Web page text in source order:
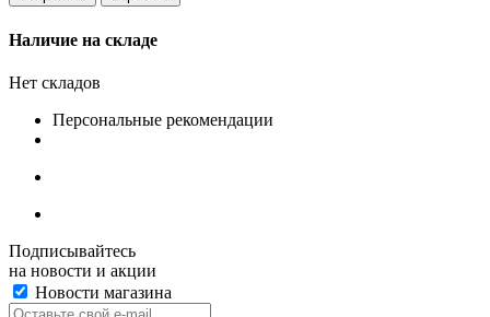
Наличие на складе
Нет складов
Персональные рекомендации
Подписывайтесь
на новости и акции
Новости магазина